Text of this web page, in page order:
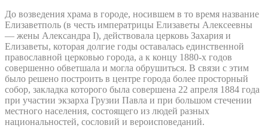
До возведения храма в городе, носившем в то время название
Елизаветполь (в честь императрицы Елизаветы Алексеевны
— жены Александра I), действовала церковь Захария и
Елизаветы, которая долгие годы оставалась единственной
православной церковью города, а к концу 1880-х годов
совершенно обветшала и могла обрушиться. В связи с этим
было решено построить в центре города более просторный
собор, закладка которого была совершена 22 апреля 1884 года
при участии экзарха Грузии Павла и при большом стечении
местного населения, состоящего из людей разных
национальностей, сословий и вероисповеданий.